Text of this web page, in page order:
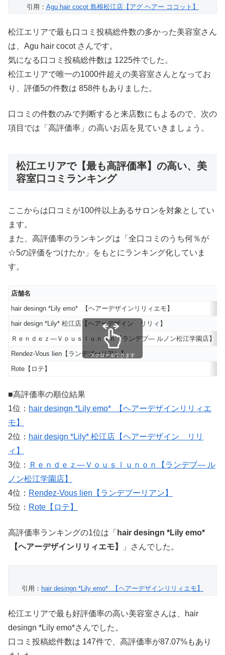
引用： Agu hair cocot 島根松江店【アグ ヘアー ココット】
松江エリアで最も口コミ投稿総件数の多かった美容室さん
は、Agu hair cocot さんです。
気になる口コミ投稿総件数は 1225件でした。
松江エリアで唯一の1000件超えの美容室さんとなってお
り、評価5の件数は 858件もありました。
口コミの件数のみで判断すると来店数にもよるので、次の
項目では「高評価率」の高いお店を見ていきましょう。
松江エリアで【最も高評価率】の高い、美
容室口コミランキング
ここからは口コミが100件以上あるサロンを対象としてい
ます。
また、高評価率のランキングは「全口コミのうち何％が
☆5の評価をつけたか」をもとにランキング化していま
す。
店舗名
hair desingn *Lily emo* 【ヘアーデザインリリィエモ】
hair design *Lily* 松江店【ヘアーデザイン リリィ】
Ｒｅｎｄｅｚ―Ｖｏｕｓｌｕｎｏｎ【ランデブ― ルノン松江学園店】
Rendez-Vous lien【ランデブーリアン】
Rote【ロテ】
スクロールできます
■高評価率の順位結果
1位： hair desingn *Lily emo* 【ヘアーデザインリリィエ
モ】
2位： hair design *Lily* 松江店【ヘアーデザイン リリ
ィ】
3位：
Ｒｅｎｄｅｚ―Ｖｏｕｓｌｕｎｏｎ【ランデブ― ル
ノン松江学園店】
4位： Rendez-Vous lien【ランデブーリアン】
5位： Rote【ロテ】
高評価率ランキングの1位は「 hair desingn *Lily emo*
【ヘアーデザインリリィエモ】
」さんでした。
引用： hair desingn *Lily emo* 【ヘアーデザインリリィエモ】
松江エリアで最も好評価率の高い美容室さんは、hair
desingn *Lily emo*さんでした。
口コミ投稿総件数は 147件で、高評価率が87.07%もあり